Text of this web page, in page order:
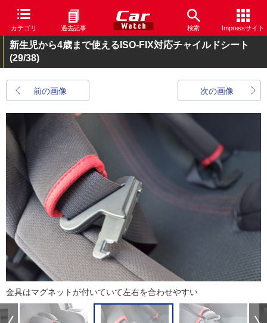
カテゴリ 過去記事 検索 Impressサイト
新生児から4歳まで使えるISO-FIX対応チャイルドシート
(29/38)
前の画像 次の画像
金具はマグネットが付いていて左右を合わせやすい